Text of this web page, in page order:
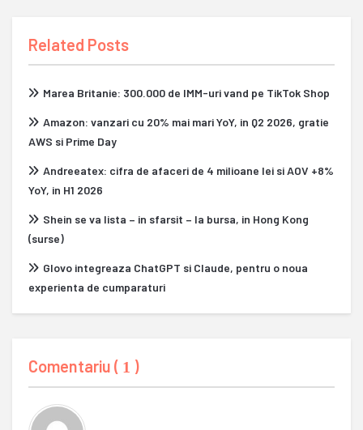
Related Posts
Marea Britanie: 300.000 de IMM-uri vand pe TikTok Shop
Amazon: vanzari cu 20% mai mari YoY, in Q2 2026, gratie
AWS si Prime Day
Andreeatex: cifra de afaceri de 4 milioane lei si AOV +8%
YoY, in H1 2026
Shein se va lista – in sfarsit – la bursa, in Hong Kong
(surse)
Glovo integreaza ChatGPT si Claude, pentru o noua
experienta de cumparaturi
Comentariu ( 1 )